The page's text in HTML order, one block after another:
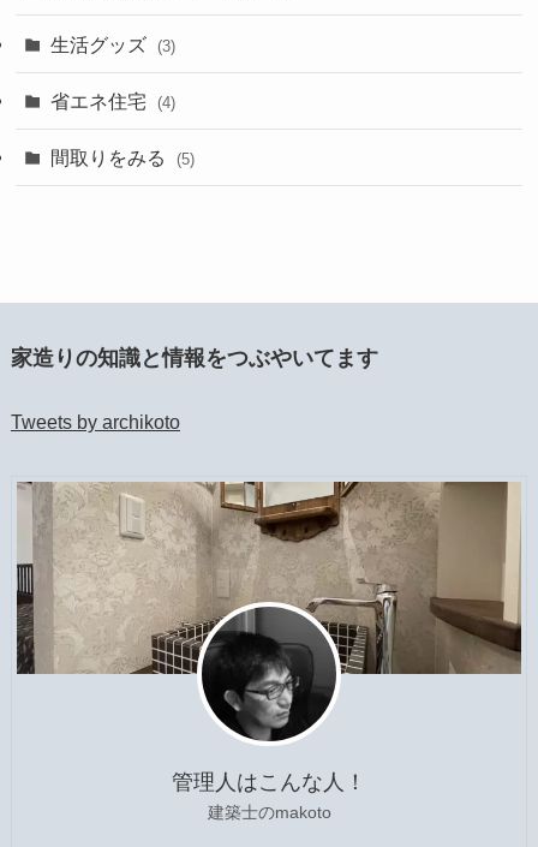
生活グッズ (3)
省エネ住宅 (4)
間取りをみる (5)
家造りの知識と情報をつぶやいてます
Tweets by archikoto
管理人はこんな人！
建築士のmakoto